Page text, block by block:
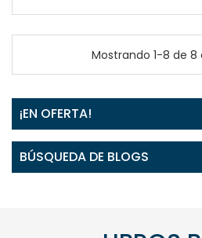
Mostrando 1-8 de
¡EN OFERTA!
BÚSQUEDA DE BLOGS